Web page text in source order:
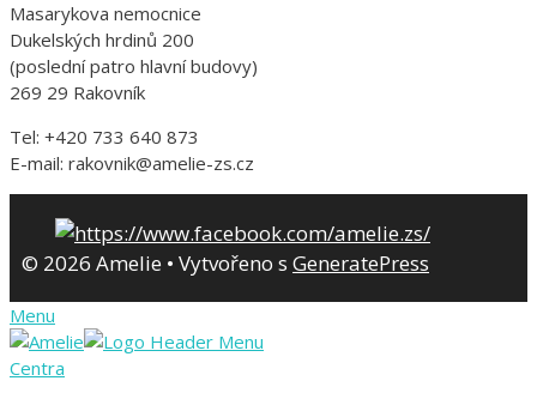
Masarykova nemocnice
Dukelských hrdinů 200
(poslední patro hlavní budovy)
269 29 Rakovník
Tel: +420 733 640 873
E-mail: rakovnik@amelie-zs.cz
© 2026 Amelie • Vytvořeno s GeneratePress
Menu
Centra